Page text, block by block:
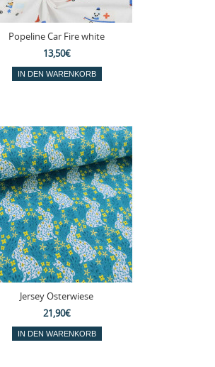
Popeline Car Fire white
13,50€
Jersey Osterwiese
21,90€